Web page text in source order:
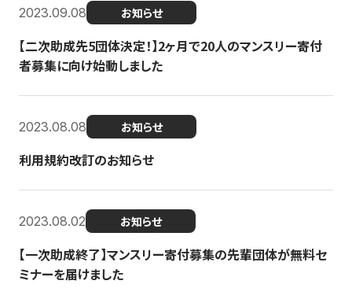
2023.09.08 お知らせ
【二次助成先5団体決定！】2ヶ月で20人のマンスリー寄付
者募集に向け始動しました
2023.08.08 お知らせ
利用規約改訂のお知らせ
2023.08.02 お知らせ
【一次助成終了】マンスリー寄付募集の先輩団体が無料セ
ミナーを届けました